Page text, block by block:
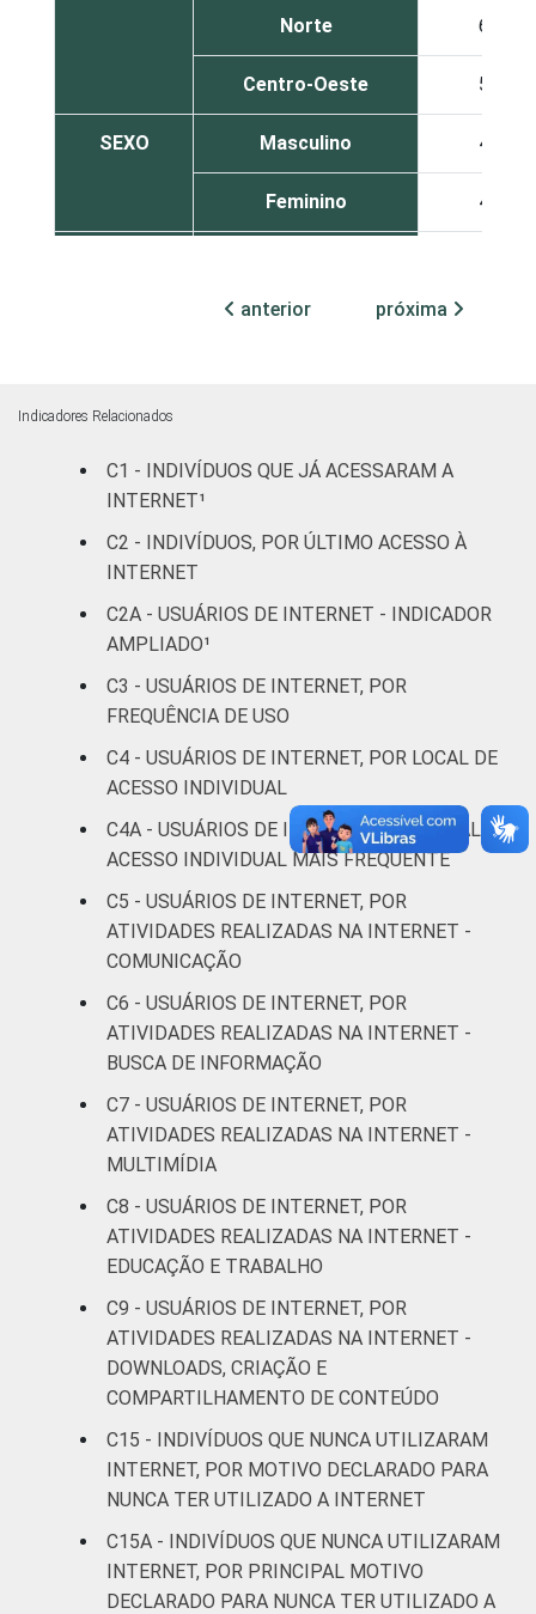
Norte 60
Centro-Oeste 56
SEXO Masculino 41
Feminino 47
Preta
Não respondeu
GRAU DE
INSTRUÇÃO
Analfabeto/Educação
38
Fundamental
Médio 52
Superior 84
ETÁRIA
De 16 a 24 anos
De 25 a 34 anos
De 35 a 44 anos
De 45 a 59 anos
RENDA
FAMILIAR
Até 1 SM
SM
Mais de 2 SM até 3
SM
Mais de 3 SM até 5
SM
47
Mais de 5 SM até 10
SM
anterior próxima
Indicadores Relacionados
C1 - INDIVÍDUOS QUE JÁ ACESSARAM A
INTERNET¹
C2 - INDIVÍDUOS, POR ÚLTIMO ACESSO À
INTERNET
C2A - USUÁRIOS DE INTERNET - INDICADOR
AMPLIADO¹
C3 - USUÁRIOS DE INTERNET, POR
FREQUÊNCIA DE USO
C4 - USUÁRIOS DE INTERNET, POR LOCAL DE
ACESSO INDIVIDUAL
C4A - USUÁRIOS DE INTERNET, POR LOCAL DE
ACESSO INDIVIDUAL MAIS FREQUENTE
C5 - USUÁRIOS DE INTERNET, POR
ATIVIDADES REALIZADAS NA INTERNET -
COMUNICAÇÃO
C6 - USUÁRIOS DE INTERNET, POR
ATIVIDADES REALIZADAS NA INTERNET -
BUSCA DE INFORMAÇÃO
C7 - USUÁRIOS DE INTERNET, POR
ATIVIDADES REALIZADAS NA INTERNET -
MULTIMÍDIA
C8 - USUÁRIOS DE INTERNET, POR
ATIVIDADES REALIZADAS NA INTERNET -
EDUCAÇÃO E TRABALHO
C9 - USUÁRIOS DE INTERNET, POR
ATIVIDADES REALIZADAS NA INTERNET -
DOWNLOADS, CRIAÇÃO E
COMPARTILHAMENTO DE CONTEÚDO
C15 - INDIVÍDUOS QUE NUNCA UTILIZARAM
INTERNET, POR MOTIVO DECLARADO PARA
NUNCA TER UTILIZADO A INTERNET
C15A - INDIVÍDUOS QUE NUNCA UTILIZARAM
INTERNET, POR PRINCIPAL MOTIVO
DECLARADO PARA NUNCA TER UTILIZADO A